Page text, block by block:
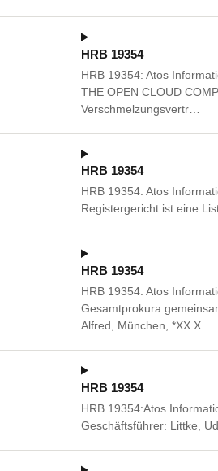
HRB 19354
HRB 19354: Atos
THE OPEN CLOUD
Verschmelzungsvertr…
HRB 19354
HRB 19354: Atos
Registergericht ist eine
HRB 19354
HRB 19354: Atos
Gesamtprokura
Alfred, München, *XX.X…
HRB 19354
HRB 19354:Atos
Geschäftsführer: Littke,